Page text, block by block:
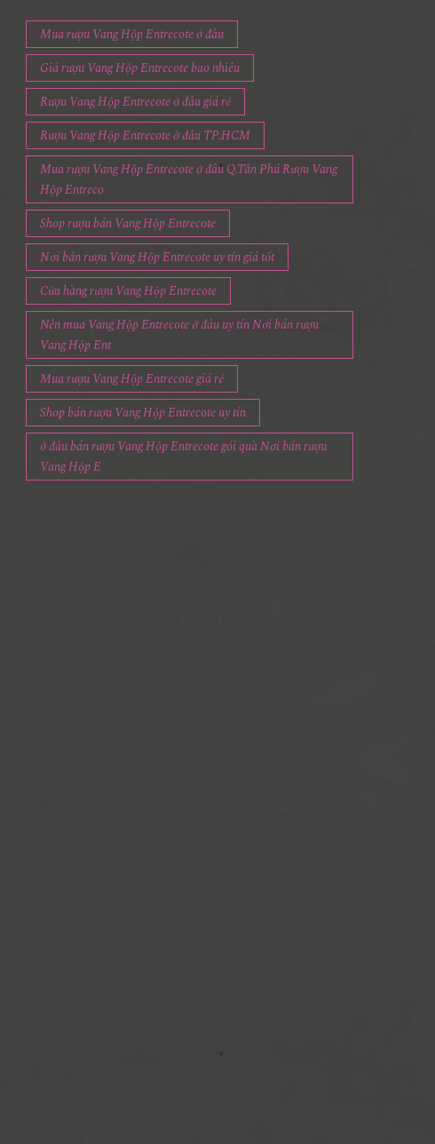
Mua rượu Vang Hộp Entrecote ở đâu
Giá rượu Vang Hộp Entrecote bao nhiêu
Rượu Vang Hộp Entrecote ở đâu giá rẻ
Rượu Vang Hộp Entrecote ở đâu TP.HCM
Mua rượu Vang Hộp Entrecote ở đâu Q.Tân Phú Rượu Vang
Hộp Entreco
Shop rượu bán Vang Hộp Entrecote
Nơi bán rượu Vang Hộp Entrecote uy tín giá tốt
Cửa hàng rượu Vang Hộp Entrecote
Nên mua Vang Hộp Entrecote ở đâu uy tín Nơi bán rượu
Vang Hộp Ent
Mua rượu Vang Hộp Entrecote giá rẻ
Shop bán rượu Vang Hộp Entrecote uy tín
ở đâu bán rượu Vang Hộp Entrecote gói quà Nơi bán rượu
Vang Hộp E